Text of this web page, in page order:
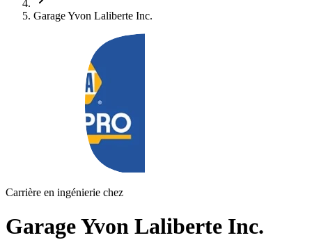
Garage Yvon Laliberte Inc.
Carrière en ingénierie chez
Garage Yvon Laliberte Inc.